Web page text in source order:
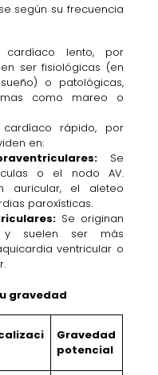
según su frecuencia
cardíaco lento, por
ser fisiológicas (en
o patológicas,
como mareo o
cardíaco rápido, por
en:
Se
o el nodo AV.
auricular, el aleteo
paroxísticas.
Se originan
y suelen ser más
ventricular o
gravedad
Gravedad
potencial